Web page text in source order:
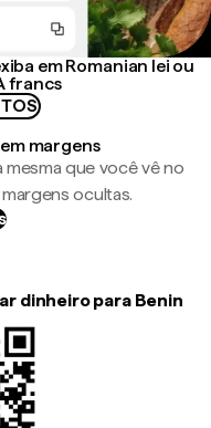
em Romanian lei ou
francs
margens
que você vê no
ocultas.
dinheiro para Benin